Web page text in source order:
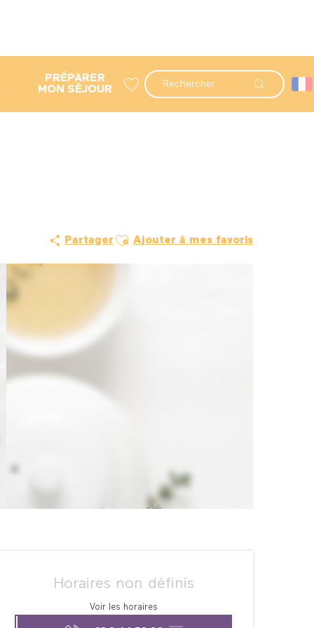
Recherche
PRÉPARER
MON SÉJOUR
Partager Ajouter aux favoris
Ajouter à mes favoris
Ouverture et
Horaires non définis
Voir les horaires